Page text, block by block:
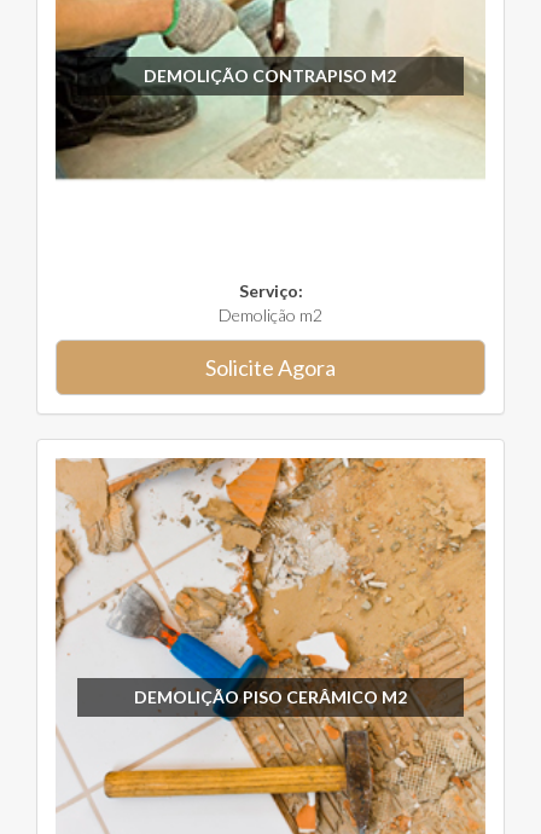
DEMOLIÇÃO CONTRAPISO M2
Serviço:
Demolição m2
Solicite Agora
DEMOLIÇÃO PISO CERÂMICO M2